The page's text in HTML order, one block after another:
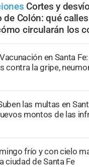
Cortes y
de Colón: qué
circularán los
Vacunación en Santa
contra la gripe,
las multas en
montos de las
frío y con cielo
ciudad de Santa Fe